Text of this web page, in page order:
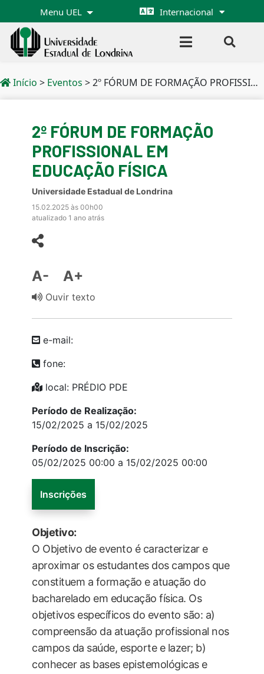
Menu UEL Internacional
Início > Eventos >2º FÓRUM DE FORMAÇÃO PROFISSIONAL EM EDUCAÇÃO FÍSICA
2º FÓRUM DE FORMAÇÃO
PROFISSIONAL EM
EDUCAÇÃO FÍSICA
Universidade Estadual de Londrina
15.02.2025 às 00h00
atualizado 1 ano atrás
A- A+
Ouvir texto
e-mail:
fone:
local: PRÉDIO PDE
Período de Realização:
15/02/2025 a 15/02/2025
Período de Inscrição:
05/02/2025 00:00 a 15/02/2025 00:00
Inscrições
Objetivo:
O Objetivo de evento é caracterizar e
aproximar os estudantes dos campos que
constituem a formação e atuação do
bacharelado em educação física. Os
objetivos específicos do evento são: a)
compreensão da atuação profissional nos
campos da saúde, esporte e lazer; b)
conhecer as bases epistemológicas e